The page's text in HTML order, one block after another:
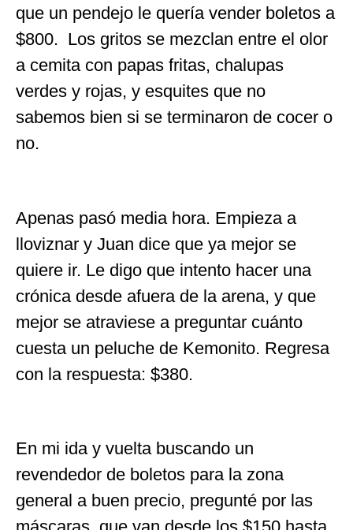
que un pendejo le quería vender boletos a
$800. Los gritos se mezclan entre el olor
a cemita con papas fritas, chalupas
verdes y rojas, y esquites que no
sabemos bien si se terminaron de cocer o
no.
Apenas pasó media hora. Empieza a
lloviznar y Juan dice que ya mejor se
quiere ir. Le digo que intento hacer una
crónica desde afuera de la arena, y que
mejor se atraviese a preguntar cuánto
cuesta un peluche de Kemonito. Regresa
con la respuesta: $380.
En mi ida y vuelta buscando un
revendedor de boletos para la zona
general a buen precio, pregunté por las